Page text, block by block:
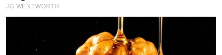
JG WENTWORTH